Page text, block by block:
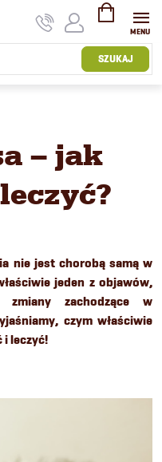
SZUKAJ
KOSZYK
– jak
nie jest chorobą samą w
jeden z objawów,
zmiany zachodzące w
czym właściwie
i leczyć!